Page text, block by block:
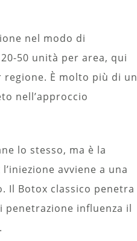
nel modo di
50 unità per area, qui
È molto più di un
nell’approccio
lo stesso, ma è la
avviene a una
Il Botox classico penetra
penetrazione influenza il